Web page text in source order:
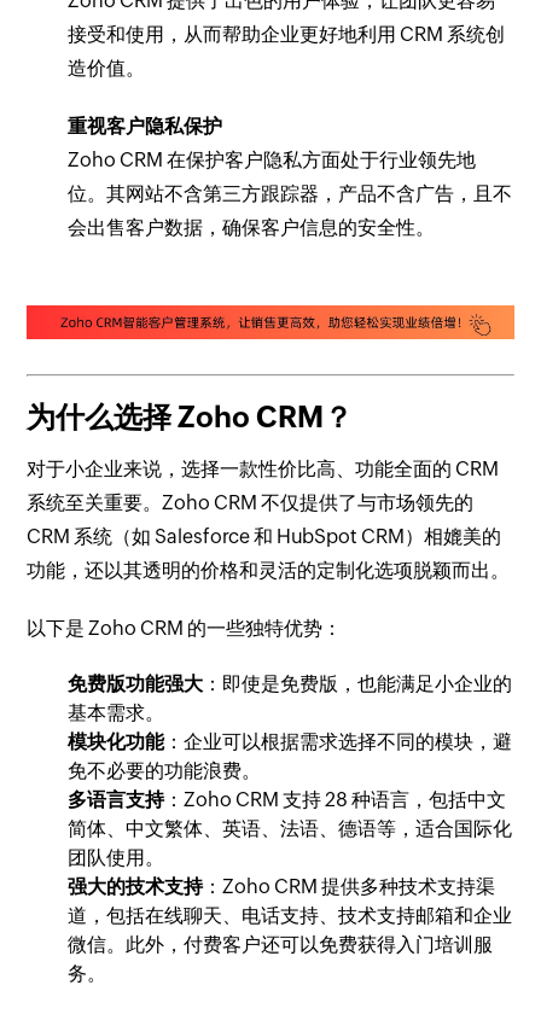
接受和使用，从而帮助企业更好地利用 CRM 系统创
造价值。
重视客户隐私保护
Zoho CRM 在保护客户隐私方面处于行业领先地
位。其网站不含第三方跟踪器，产品不含广告，且不
会出售客户数据，确保客户信息的安全性。
为什么选择 Zoho CRM？
对于小企业来说，选择一款性价比高、功能全面的 CRM
系统至关重要。Zoho CRM 不仅提供了与市场领先的
CRM 系统（如 Salesforce 和 HubSpot CRM）相媲美的
功能，还以其透明的价格和灵活的定制化选项脱颖而出。
以下是 Zoho CRM 的一些独特优势：
免费版功能强大 ：即使是免费版，也能满足小企业的
基本需求。
模块化功能：企业可以根据需求选择不同的模块，避
免不必要的功能浪费。
多语言支持：Zoho CRM 支持 28 种语言，包括中文
简体、中文繁体、英语、法语、德语等，适合国际化
团队使用。
强大的技术支持：Zoho CRM 提供多种技术支持渠
道，包括在线聊天、电话支持、技术支持邮箱和企业
微信。此外，付费客户还可以免费获得入门培训服
务。